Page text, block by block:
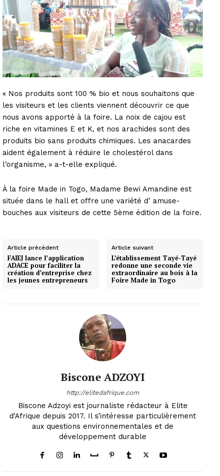
« Nos produits sont 100 % bio et nous souhaitons que
les visiteurs et les clients viennent découvrir ce que
nous avons apporté à la foire. La noix de cajou est
riche en vitamines E et K, et nos arachides sont des
produits bio sans produits chimiques. Les anacardes
aident également à réduire le cholestérol dans
l’organisme, » a-t-elle expliqué.
À la foire Made in Togo, Madame Bewi Amandine est
située dans le hall et offre une variété d’ amuse-
bouches aux visiteurs de cette 5ème édition de la foire.
Article précédent
FAIEJ lance l’application
ADACE pour faciliter la
création d’entreprise chez
les jeunes entrepreneurs
Article suivant
L’établissement Tayé-Tayé
redonne une seconde vie
extraordinaire au bois à la
Foire Made in Togo
Biscone ADZOYI
http://elitedafrique.com
Biscone Adzoyi est journaliste rédacteur à Elite
d'Afrique depuis 2017. Il s’intéresse particulièrement
aux questions environnementales et de
développement durable